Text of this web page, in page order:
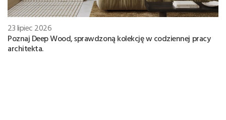
23 lipiec 2026
Poznaj Deep Wood, sprawdzoną kolekcję w codziennej pracy
architekta.